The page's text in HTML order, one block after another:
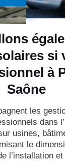
si
à
Saône
les
dans
usines,
le
l’installation